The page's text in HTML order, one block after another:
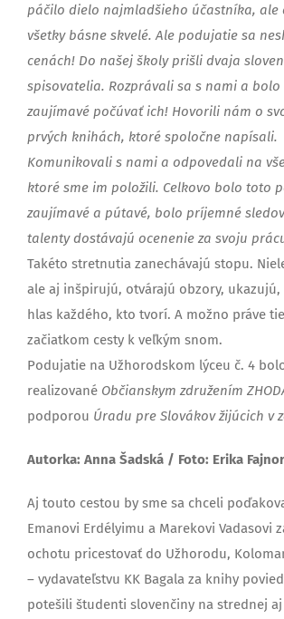
páčilo dielo najmladšieho účastníka, ale
všetky básne skvelé. Ale podujatie sa
cenách! Do našej školy prišli dvaja
spisovatelia. Rozprávali sa s nami a bolo
zaujímavé počúvať ich! Hovorili nám o
prvých knihách, ktoré spoločne napísali.
Komunikovali s nami a odpovedali na
ktoré sme im položili. Celkovo bolo toto
zaujímavé a pútavé, bolo príjemné
talenty dostávajú ocenenie za svoju
Takéto stretnutia zanechávajú stopu.
ale aj inšpirujú, otvárajú obzory, ukazujú,
hlas každého, kto tvorí. A možno práve
začiatkom cesty k veľkým snom.
Podujatie na Užhorodskom lýceu č. 4
realizované Občianskym združením
podporou Úradu pre Slovákov žijúcich v
Autorka: Anna Šadská / Foto: Erika
Aj touto cestou by sme sa chceli
Emanovi Erdélyimu a Marekovi Vadasovi
ochotu pricestovať do Užhorodu,
– vydavateľstvu KK Bagala za knihy
potešili študenti slovenčiny na strednej